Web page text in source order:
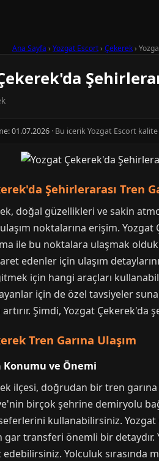
Ana Sayfa › Yozgat Escort› Çekerek›
01.07.2026 · Bu icerik Yozgat Escort
Şehirlerarası Tren
doğal güzellikleri ve sakin
noktalarına erişim.
ile bu noktalara ulaşmak
edenler için ulaşım
için hangi araçları
için de özel tavsiyeler
Şimdi, Yozgat Çekerek'da
Tren Garına Ulaşım
Konumu ve Önemi
ilçesi, doğrudan bir tren
birçok şehrine demiryolu
kullanabilirsiniz.
transferi önemli bir detaydır.
Yolculuk sırasında